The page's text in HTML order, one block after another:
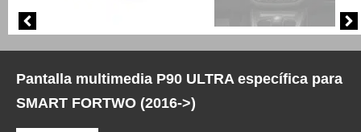
Pantalla multimedia P90 ULTRA específica para
SMART FORTWO (2016->)